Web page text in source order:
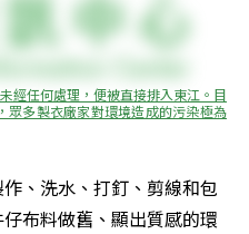
經任何處理，便被直接排入東江。目
眾多製衣廠家對環境造成的污染極為
、洗水、打釘、剪線和包
布料做舊、顯出質感的環